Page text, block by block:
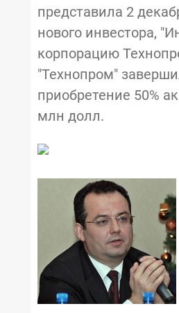
представила 2
нового инвестора,
корпорацию
"Технопром"
приобретение 50%
млн долл.